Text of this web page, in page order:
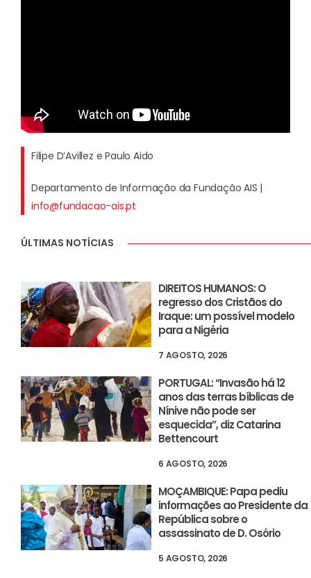
Filipe D’Avillez e Paulo Aido
Departamento de Informação da Fundação AIS |
info@fundacao-ais.pt
ÚLTIMAS NOTÍCIAS
DIREITOS HUMANOS: O
regresso dos Cristãos do
Iraque: um possível modelo
para a Nigéria
7 AGOSTO, 2026
PORTUGAL: “Invasão há 12
anos das terras bíblicas de
Nínive não pode ser
esquecida”, diz Catarina
Bettencourt
6 AGOSTO, 2026
MOÇAMBIQUE: Papa pediu
informações ao Presidente da
República sobre o
assassinato de D. Osório
5 AGOSTO, 2026